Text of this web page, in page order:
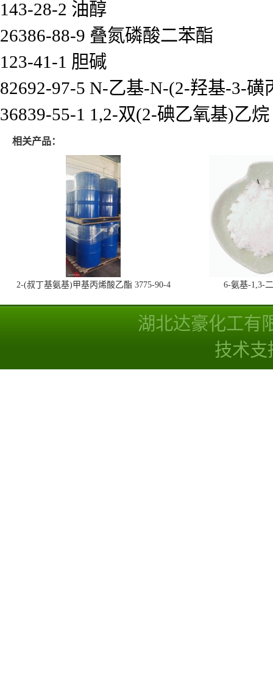
143-28-2 油醇
26386-88-9 叠氮磷酸二苯酯
123-41-1 胆碱
82692-97-5 N-乙基-N-(2-羟基-3-
36839-55-1 1,2-双(2-碘乙氧基)乙烷
相关产品：
2-(叔丁基氨基)甲基丙烯酸乙酯 3775-90-4 6-氨基-1,3-
湖北达豪化工有
技术